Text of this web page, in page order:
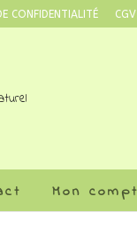
CONFIDENTIALITÉ CGV
Mon